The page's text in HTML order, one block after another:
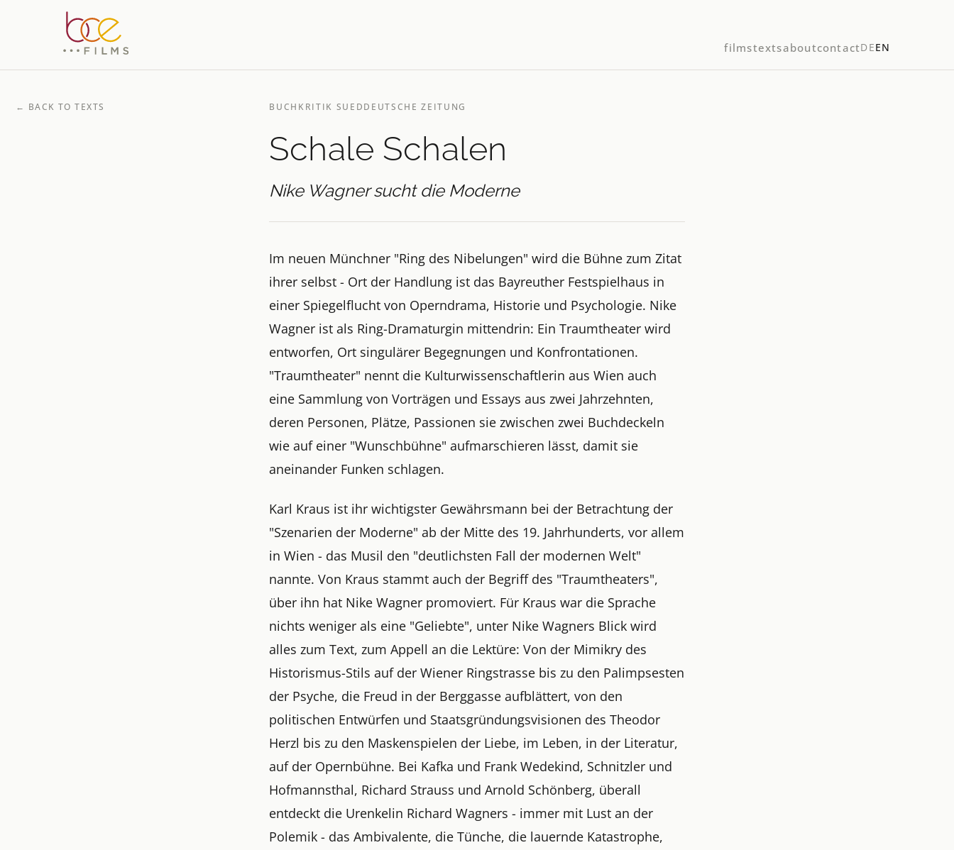
filmstextsaboutcontactDEEN
← BACK TO TEXTS BUCHKRITIK SUEDDEUTSCHE ZEITUNG
Schale Schalen
Nike Wagner sucht die Moderne
Im neuen Münchner "Ring des Nibelungen" wird die Bühne zum Zitat
ihrer selbst - Ort der Handlung ist das Bayreuther Festspielhaus in
einer Spiegelflucht von Operndrama, Historie und Psychologie. Nike
Wagner ist als Ring-Dramaturgin mittendrin: Ein Traumtheater wird
entworfen, Ort singulärer Begegnungen und Konfrontationen.
"Traumtheater" nennt die Kulturwissenschaftlerin aus Wien auch
eine Sammlung von Vorträgen und Essays aus zwei Jahrzehnten,
deren Personen, Plätze, Passionen sie zwischen zwei Buchdeckeln
wie auf einer "Wunschbühne" aufmarschieren lässt, damit sie
aneinander Funken schlagen.
Karl Kraus ist ihr wichtigster Gewährsmann bei der Betrachtung der
"Szenarien der Moderne" ab der Mitte des 19. Jahrhunderts, vor allem
in Wien - das Musil den "deutlichsten Fall der modernen Welt"
nannte. Von Kraus stammt auch der Begriff des "Traumtheaters",
über ihn hat Nike Wagner promoviert. Für Kraus war die Sprache
nichts weniger als eine "Geliebte", unter Nike Wagners Blick wird
alles zum Text, zum Appell an die Lektüre: Von der Mimikry des
Historismus-Stils auf der Wiener Ringstrasse bis zu den Palimpsesten
der Psyche, die Freud in der Berggasse aufblättert, von den
politischen Entwürfen und Staatsgründungsvisionen des Theodor
Herzl bis zu den Maskenspielen der Liebe, im Leben, in der Literatur,
auf der Opernbühne. Bei Kafka und Frank Wedekind, Schnitzler und
Hofmannsthal, Richard Strauss und Arnold Schönberg, überall
entdeckt die Urenkelin Richard Wagners - immer mit Lust an der
Polemik - das Ambivalente, die Tünche, die lauernde Katastrophe,